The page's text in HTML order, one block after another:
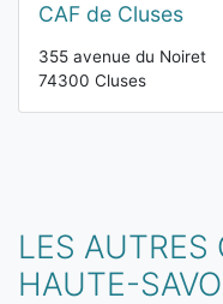
CAF de Cluses
355 avenue du Noiret
74300 Cluses
LES AUTRES
HAUTE-